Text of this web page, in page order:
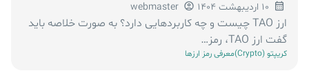
10 اردیبهشت 1404 webmaster
ارز TAO چیست و چه کاربردهایی دارد؟ به صورت خلاصه باید
گفت ارز TAO، رمز…
کریپتو (Crypto) معرفی رمز ارزها